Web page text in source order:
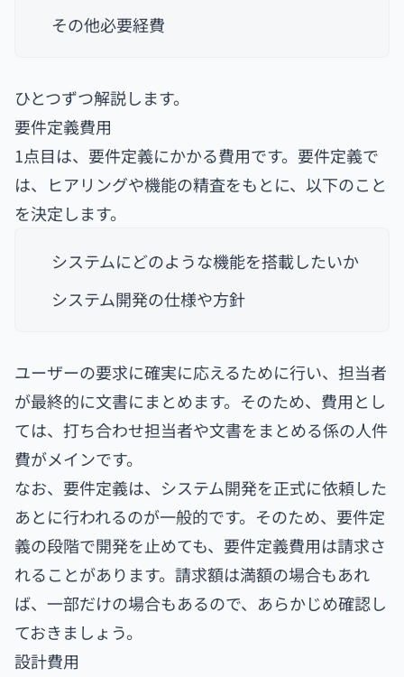
その他必要経費
ひとつずつ解説します。
要件定義費用
1点目は、要件定義にかかる費用です。要件定義で
は、ヒアリングや機能の精査をもとに、以下のこと
を決定します。
システムにどのような機能を搭載したいか
システム開発の仕様や方針
ユーザーの要求に確実に応えるために行い、担当者
が最終的に文書にまとめます。そのため、費用とし
ては、打ち合わせ担当者や文書をまとめる係の人件
費がメインです。
なお、要件定義は、システム開発を正式に依頼した
あとに行われるのが一般的です。そのため、要件定
義の段階で開発を止めても、要件定義費用は請求さ
れることがあります。請求額は満額の場合もあれ
ば、一部だけの場合もあるので、あらかじめ確認し
ておきましょう。
設計費用